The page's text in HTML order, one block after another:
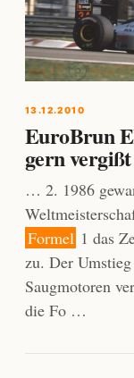
13.12.2010
EuroBrun
gern vergißt
… 2. 1986
Formel 1 das
zu. Der
Saugmotoren
die Fo …